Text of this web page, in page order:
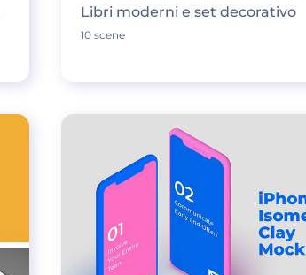
Libri moderni e set decorativo
10 scene